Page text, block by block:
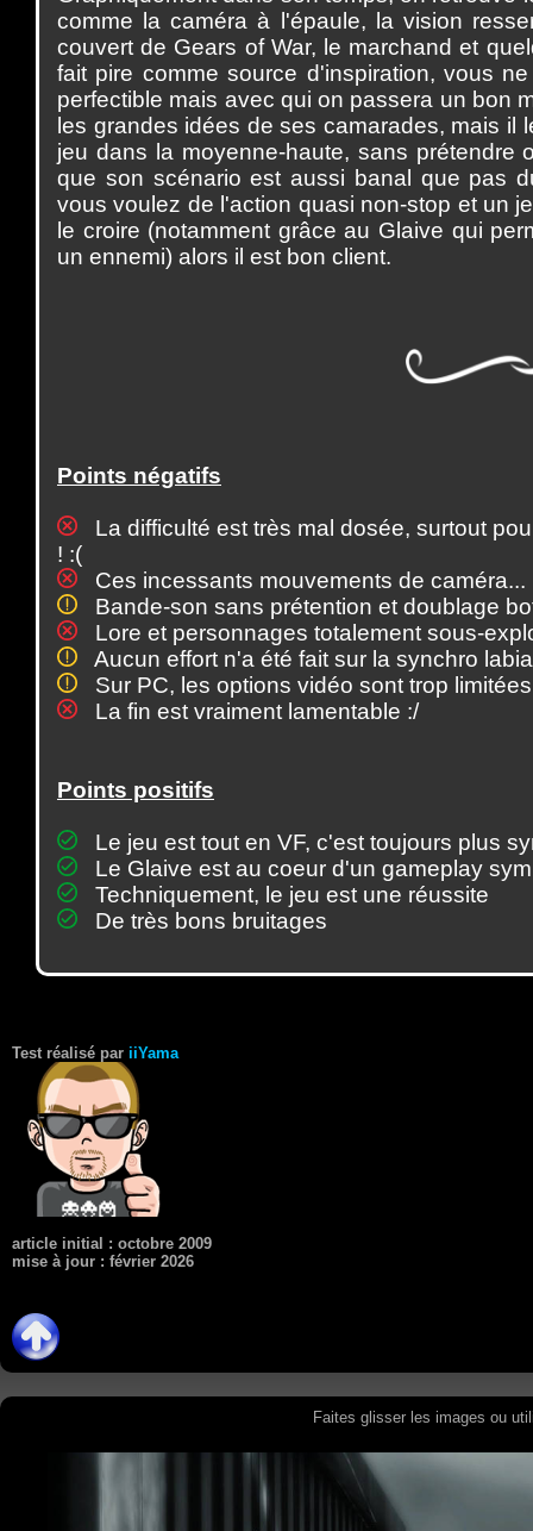
comme la caméra à l'épaule, la vision
couvert de Gears of War, le marchand et
fait pire comme source d'inspiration, vous
perfectible mais avec qui on passera un bon
les grandes idées de ses camarades, mais il
jeu dans la moyenne-haute, sans prétendre
que son scénario est aussi banal que pas
vous voulez de l'action quasi non-stop et un
le croire (notamment grâce au Glaive qui
un ennemi) alors il est bon client.
Points négatifs
La difficulté est très mal dosée, surtout
! :(
Ces incessants mouvements de
Bande-son sans prétention et doublage
Lore et personnages totalement sous-
Aucun effort n'a été fait sur la synchro
Sur PC, les options vidéo sont trop limitées
La fin est vraiment lamentable :/
Points positifs
Le jeu est tout en VF, c'est toujours plus
Le Glaive est au coeur d'un gameplay
Techniquement, le jeu est une réussite
De très bons bruitages
Test réalisé par iiYama
article initial : octobre 2009
mise à jour : février 2026
Faites glisser les images ou